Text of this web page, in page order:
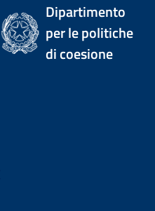
Dipartimento
per le politiche
di coesione